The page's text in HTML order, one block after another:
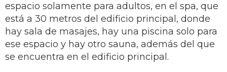
espacio solamente para adultos, en el spa, que
está a 30 metros del edificio principal, donde
hay sala de masajes, hay una piscina solo para
ese espacio y hay otro sauna, además del que
se encuentra en el edificio principal.